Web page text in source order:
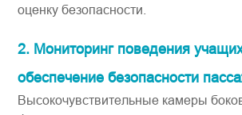
оценку безопасности.
2. Мониторинг поведения
обеспечение безопасности
Высокочувствительные ​камеры